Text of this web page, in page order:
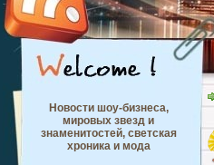
Новости шоу-бизнеса,
мировых звезд и
знаменитостей, светская
хроника и мода